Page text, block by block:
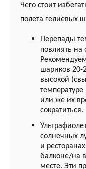
Чего стоит
полета гелиевых
Перепады
повлиять на
шариков 20-
высокой
или же их
сократиться.
солнечных
и
балконе/на
месте. Эти